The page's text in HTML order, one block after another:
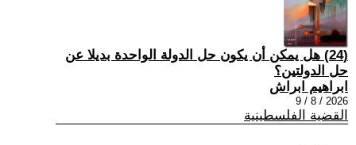
(24) هل يمكن أن يكون حل الدولة الواحدة بديلا عن
حل الدولتين؟
ابراهيم ابراش
2026 / 8 / 9
القضية الفلسطينية